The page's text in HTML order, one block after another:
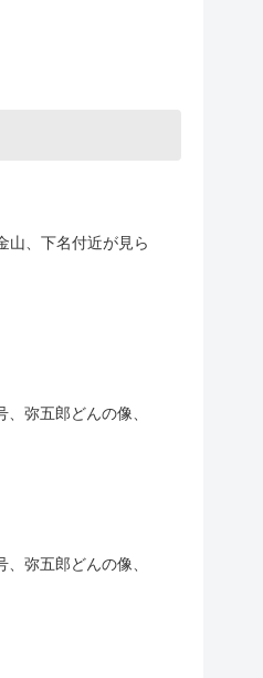
山、下名付近が見ら
弥五郎どんの像、
弥五郎どんの像、